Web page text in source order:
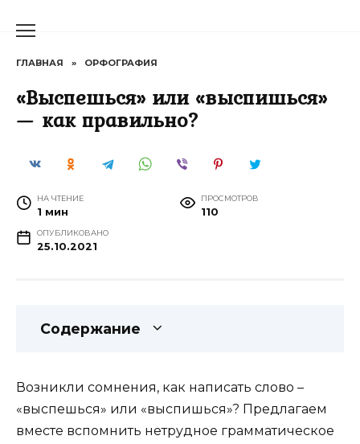
ГЛАВНАЯ » ОРФОГРАФИЯ
«Выспешься» или «выспишься»
— как правильно?
НА ЧТЕНИЕ
1 мин
ПРОСМОТРОВ
110
ОПУБЛИКОВАНО
25.10.2021
Содержание
Возникли сомнения, как написать слово –
«выспешься» или «выспишься»? Предлагаем
вместе вспомнить нетрудное грамматическое